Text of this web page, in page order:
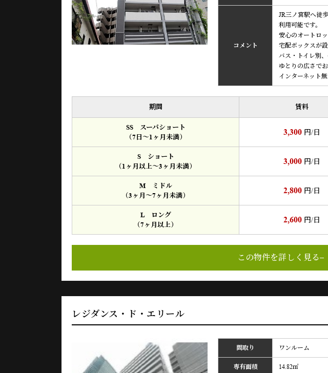
コメント
JR三ノ宮駅へ徒
利用可能です。
安心のオートロ
宅配ボックスが
バス・トイレ別
ゆとりの広さで
インターネット
期間 賃料
SS スーパショート
（7日～1ヶ月未満）
3,300 円/日
S ショート
（1ヶ月以上～3ヶ月未満）
3,000 円/日
M ミドル
（3ヶ月～7ヶ月未満）
2,800 円/日
L ロング
（7ヶ月以上）
2,600 円/日
この物件を詳しく見る
レジダンス・ド・エリール
間取り ワンルーム
専有面積 14.82㎡